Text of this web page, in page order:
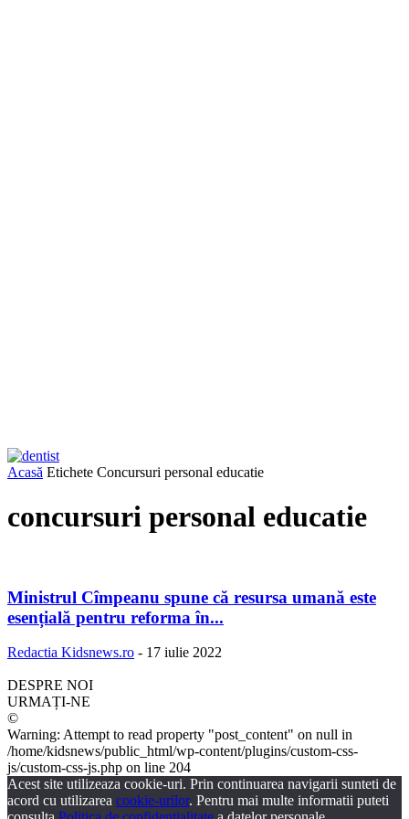
Acasă Etichete Concursuri personal educatie
concursuri personal educatie
Ministrul Cîmpeanu spune că resursa umană este
esențială pentru reforma în...
Redactia Kidsnews.ro - 17 iulie 2022
DESPRE NOI
URMAȚI-NE
©
Warning: Attempt to read property "post_content" on null in
/home/kidsnews/public_html/wp-content/plugins/custom-css-
js/custom-css-js.php on line 204
Acest site utilizeaza cookie-uri. Prin continuarea navigarii sunteti de
acord cu utilizarea cookie-urilor. Pentru mai multe informatii puteti